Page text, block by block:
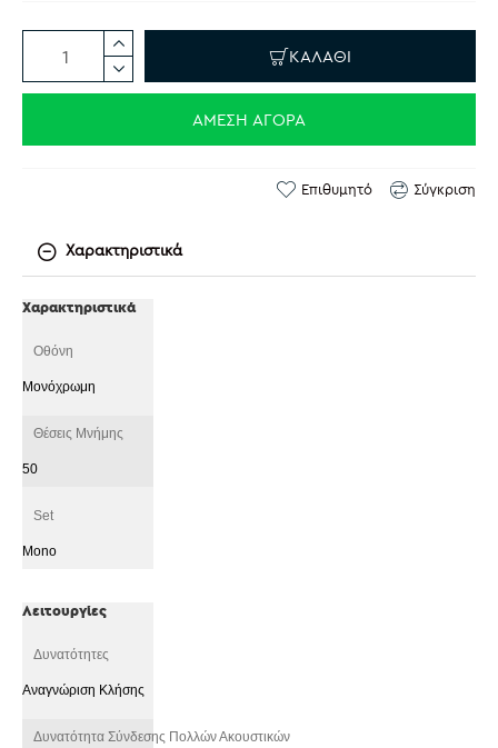
ΚΑΛΆΘΙ
ΆΜΕΣΗ ΑΓΟΡΆ
Επιθυμητό Σύγκριση
Χαρακτηριστικά
Χαρακτηριστικά
Οθόνη
Μονόχρωμη
Θέσεις Μνήμης
50
Set
Mono
Λειτουργίες
Δυνατότητες
Αναγνώριση Κλήσης
Δυνατότητα Σύνδεσης Πολλών Ακουστικών